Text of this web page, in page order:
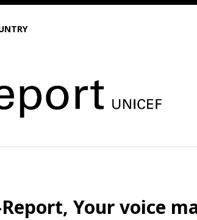
Report, Your voice